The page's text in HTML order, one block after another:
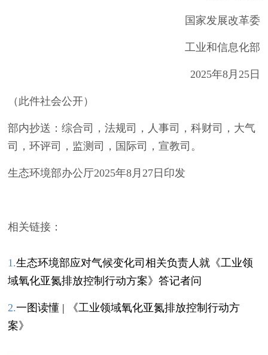
国家发展改革委
工业和信息化部
2025年8月25日
（此件社会公开）
部内抄送：综合司，法规司，人事司，科财司，大气
司，环评司，监测司，国际司，宣教司。
生态环境部办公厅2025年8月27日印发
相关链接：
1.生态环境部应对气候变化司相关负责人就《工业领
域氧化亚氮排放控制行动方案》答记者问
2.一图读懂 | 《工业领域氧化亚氮排放控制行动方
案》